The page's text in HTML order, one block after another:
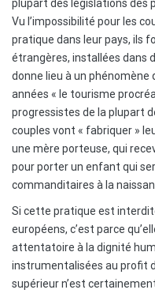
plupart des législations des
Vu l’impossibilité pour les
pratique dans leur pays, ils
étrangères, installées dans
donne lieu à un phénomène
années « le tourisme
progressistes de la plupart
couples vont « fabriquer »
une mère porteuse, qui
pour porter un enfant qui
commanditaires à la
Si cette pratique est
européens, c’est parce
attentatoire à la dignité
instrumentalisées au profit
supérieur n’est